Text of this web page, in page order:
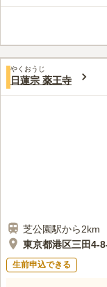
徒歩圏内に
口コミ評価
この霊園はまだ誰から
やくおうじ
日蓮宗 薬王寺
芝公園駅から2km
東京都港区三田4-
生前申込できる